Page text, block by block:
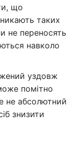
що
таких
не переносять
навколо
уздовж
помітно
не абсолютний
знизити